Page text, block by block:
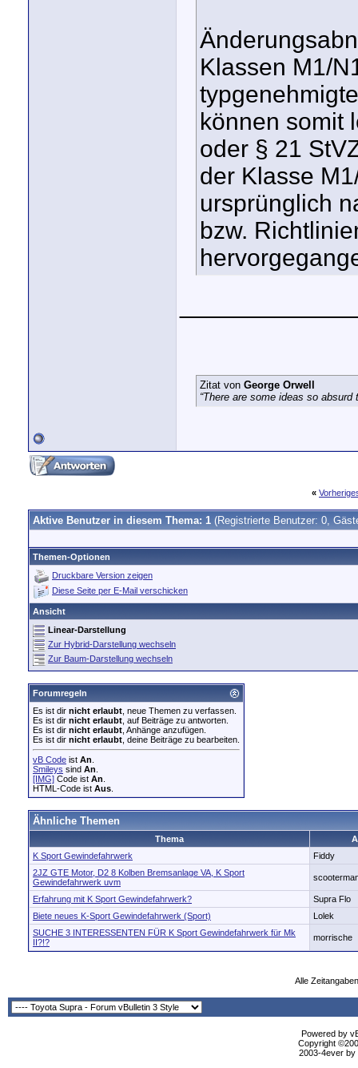
Klassen M1/
können somit
oder § 21
der Klasse
ursprünglich
bzw.
Zitat von George Orwell
“There are some ideas so
«
Aktive Benutzer in diesem Thema: 1 (Registrierte Benutzer: 0,
Themen-Optionen
Druckbare Version zeigen
Diese Seite per E-Mail verschicken
Ansicht
Linear-Darstellung
Zur Hybrid-Darstellung wechseln
Zur Baum-Darstellung wechseln
Forumregeln
Es ist dir nicht erlaubt , neue Themen zu verfassen.
Es ist dir nicht erlaubt , auf Beiträge zu antworten.
Es ist dir nicht erlaubt , Anhänge anzufügen.
Es ist dir nicht erlaubt , deine Beiträge zu bearbeiten.
vB Code ist An
Smileys sind An
[IMG] Code ist An
HTML-Code ist Aus
Ähnliche Themen
Thema
K Sport Gewindefahrwerk
Fiddy
2JZ GTE Motor, D2 8 Kolben Bremsanlage VA, K Sport
Gewindefahrwerk uvm
Erfahrung mit K Sport Gewindefahrwerk?
Supra Flo
Biete neues K-Sport Gewindefahrwerk (Sport)
Lolek
SUCHE 3 INTERESSENTEN FÜR K Sport Gewindefahrwerk für Mk
II?!?
morrische
Alle
Powered by
Copyright
2003-4ever by